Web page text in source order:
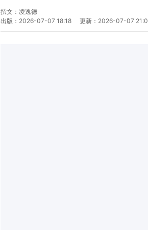
撰文： 凌逸德
出版： 2026-07-07 18:18 更新： 2026-07-07